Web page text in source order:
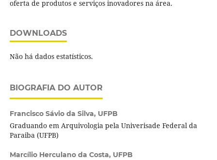
oferta de produtos e serviços inovadores na área.
DOWNLOADS
Não há dados estatísticos.
BIOGRAFIA DO AUTOR
Francisco Sávio da Silva, UFPB
Graduando em Arquivologia pela Univerisade Federal da
Paraiba (UFPB)
Marcílio Herculano da Costa, UFPB